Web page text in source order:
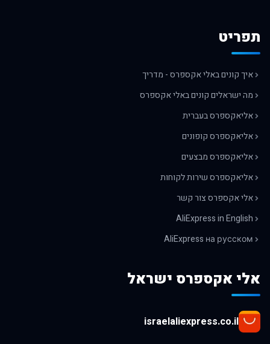
תפריט
איך קונים באלי אקספרס - מדריך
מה ישראלים קונים באלי אקספרס
אליאקספרס בעברית
אליאקספרס קופונים
אליאקספרס מבצעים
אליאקספרס שירות לקוחות
אלי אקספרס צור קשר
AliExpress in English
AliExpress на русском
אלי אקספרס ישראל
israelaliexpress.co.il